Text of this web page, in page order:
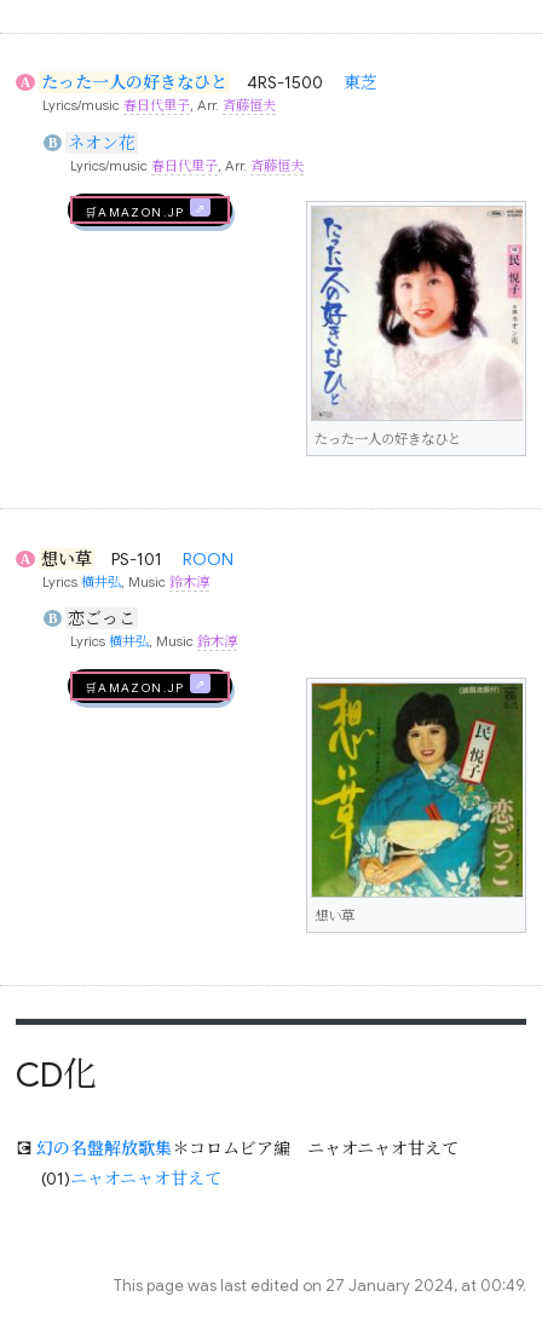
A たった一人の好きなひと 4RS-1500 東芝
Lyrics/music春日代里子, Arr. 斉藤恒夫
B ネオン花
Lyrics/music 春日代里子, Arr. 斉藤恒夫
たった一人の好きなひと
🛒AMAZON.jp
A 想い草 PS-101 ROON
Lyrics横井弘, Music鈴木淳
B 恋ごっこ
Lyrics 横井弘, Music 鈴木淳
想い草
🛒AMAZON.jp
CD化
💽幻の名盤解放歌集＊コロムビア編 ニャオニャオ甘えて
(01)ニャオニャオ甘えて
This page was last edited on 27 January 2024, at 00:49.